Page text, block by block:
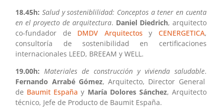
18.45h: Salud y sosteniblilidad: Conceptos a tener en cuenta
en el proyecto de arquitectura. Daniel Diedrich, arquitecto
co-fundador de DMDV Arquitectos y CENERGETICA,
consultoría de sostenibilidad en certificaciones
internacionales LEED, BREEAM y WELL.
19.00h: Materiales de construcción y vivienda saludable.
Fernando Arrabé Gómez, Arquitecto, Director General
de Baumit España y María Dolores Sánchez, Arquitecto
técnico, Jefe de Producto de Baumit España.